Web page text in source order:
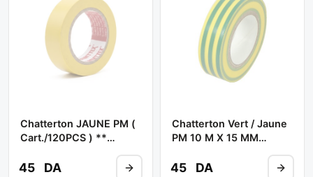
Chatterton JAUNE PM (
Cart./120PCS ) **
45 DA
Chatterton Vert / Jaune
PM 10 M X 15 MM
IPAC
45 DA